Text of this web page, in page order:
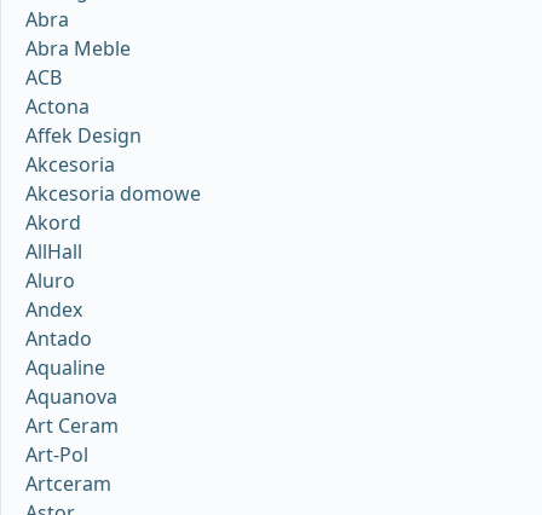
Abra
Abra Meble
ACB
Actona
Affek Design
Akcesoria
Akcesoria domowe
Akord
AllHall
Aluro
Andex
Antado
Aqualine
Aquanova
Art Ceram
Art-Pol
Artceram